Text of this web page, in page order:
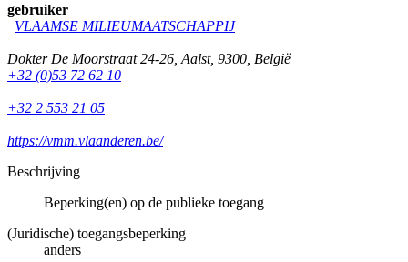
gebruiker
VLAAMSE MILIEUMAATSCHAPPIJ
Dokter De Moorstraat 24-26 Aalst, 9300 België
+32 (0)53 72 62 10
+32 2 553 21 05
https://vmm.vlaanderen.be/
Beschrijving
Beperking(en) op de publieke toegang
(Juridische) toegangsbeperking
anders